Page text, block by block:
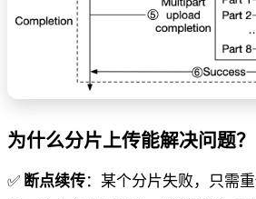
为什么分片上传能解决问题？
✅ 断点续传：某个分片失败，只需